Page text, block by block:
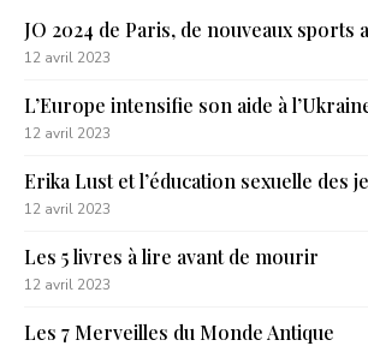
JO 2024 de Paris, de nouveaux sports
12 avril 2023
L’Europe intensifie son aide à
12 avril 2023
Erika Lust et l’éducation sexuelle des
12 avril 2023
Les 5 livres à lire avant de mourir
12 avril 2023
Les 7 Merveilles du Monde Antique